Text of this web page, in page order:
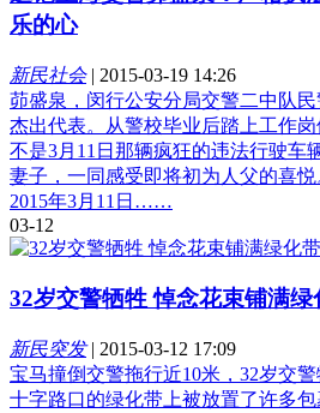
乐的心
新民社会| 2015-03-19 14:26
茆盛泉，闵行公安分局交警二中队
杰出代表。从警校毕业后踏上工作
不是3月11日那辆疯狂的违法行驶车
妻子，一同感受即将初为人父的喜
2015年3月11日……
03-12
32岁交警牺牲 悼念花束铺满绿
新民突发| 2015-03-12 17:09
宝马撞倒交警拖行近10米，32岁交
十字路口的绿化带上被放置了许多